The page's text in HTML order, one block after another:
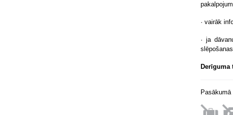
· vairāk
· ja
Derīguma